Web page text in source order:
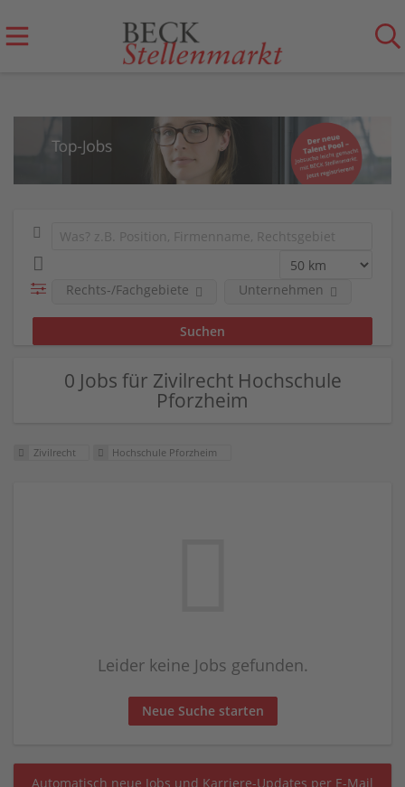
Rechts-/Fachgebiete Unternehmen
0 Jobs für Zivilrecht Hochschule
Pforzheim
Zivilrecht Hochschule Pforzheim
Leider keine Jobs gefunden.
Neue Suche starten
Automatisch neue Jobs und Karriere-Updates per E-Mail